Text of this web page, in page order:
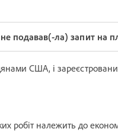
подавав(-ла) запит на
США, і
робіт належить до